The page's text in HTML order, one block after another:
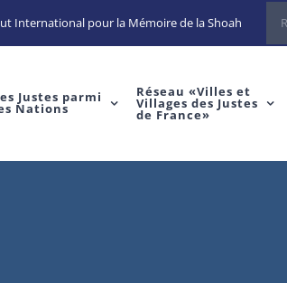
International pour la Mémoire de la Shoah
Justes parmi
Nations
Réseau «Villes et
Villages des Justes
de France»